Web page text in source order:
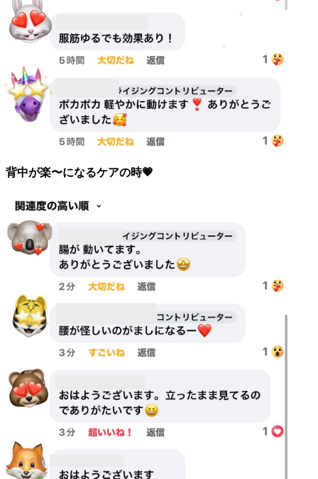
背中が楽〜になるケアの時💗